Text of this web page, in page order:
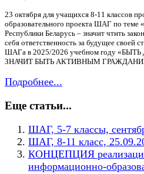
23 октября для учащихся 8-11 классов
образовательного проекта ШАГ по
Республики Беларусь – значит чтить
себя ответственность за будущее своей
ШАГа в 2025/2026 учебном году
ЗНАЧИТ БЫТЬ АКТИВНЫМ
Подробнее...
Еще статьи...
ШАГ, 5-7 классы,
ШАГ, 8-11 класс,
КОНЦЕПЦИЯ
информационно-